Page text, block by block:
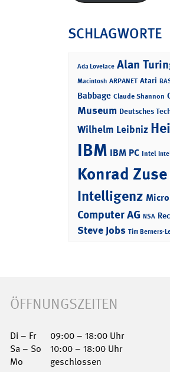
SCHLAGWORTE
Ada Lovelace Alan
Macintosh ARPANET Atari
Babbage Claude Shannon
Museum Deutsches
Wilhelm Leibniz
IBM IBM PC Intel
Konrad Zuse
Intelligenz
Computer AG NSA
Steve Jobs Tim Berners-
ÖFFNUNGSZEITEN
Di – Fr
09:00 – 18:00 Uhr
Sa – So
10:00 – 18:00 Uhr
Mo
geschlossen